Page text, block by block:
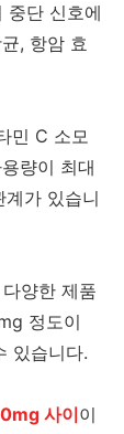
중단 신호에
, 항암 효
민 C 소모
량이 최대
가 있습니
양한 제품
정도이
있습니다.
사이이